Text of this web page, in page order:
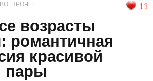
11
возрасты
романтичная
красивой
пары